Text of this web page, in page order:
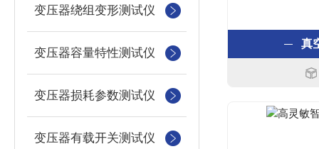
变压器绕组变形测试仪
变压器容量特性测试仪
变压器损耗参数测试仪
变压器有载开关测试仪
真